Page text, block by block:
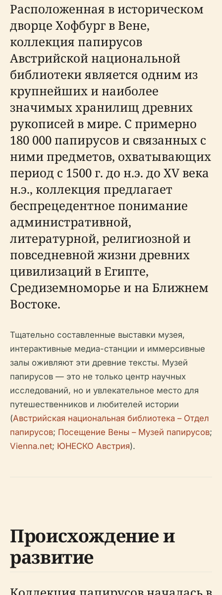
Расположенная в историческом
дворце Хофбург в Вене,
коллекция папирусов
Австрийской национальной
библиотеки является одним из
крупнейших и наиболее
значимых хранилищ древних
рукописей в мире. С примерно
180 000 папирусов и связанных с
ними предметов, охватывающих
период с 1500 г. до н.э. до XV века
н.э., коллекция предлагает
беспрецедентное понимание
административной,
литературной, религиозной и
повседневной жизни древних
цивилизаций в Египте,
Средиземноморье и на Ближнем
Востоке.
Тщательно составленные выставки музея,
интерактивные медиа-станции и иммерсивные
залы оживляют эти древние тексты. Музей
папирусов — это не только центр научных
исследований, но и увлекательное место для
путешественников и любителей истории
(Австрийская национальная библиотека – Отдел
папирусов; Посещение Вены – Музей папирусов;
Vienna.net; ЮНЕСКО Австрия).
Происхождение и
развитие